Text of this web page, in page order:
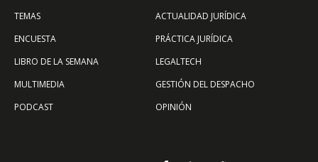
TEMAS
ENCUESTA
LIBRO DE LA SEMANA
MULTIMEDIA
PODCAST
ACTUALIDAD JURÍDICA
PRÁCTICA JURÍDICA
LEGALTECH
GESTIÓN DEL DESPACHO
OPINIÓN